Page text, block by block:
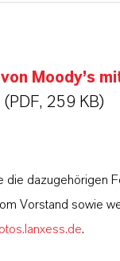
von Moody’s
(PDF, 259 KB)
die dazugehörigen
Vorstand sowie
.